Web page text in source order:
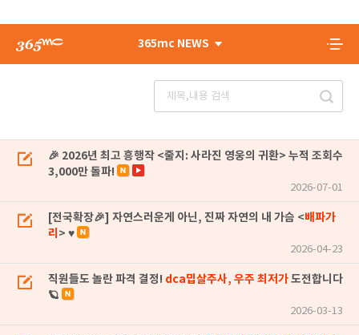
365mc NEWS
🎉 2026년 최고 흥행작 <줄지: 사라진 영웅의 귀환> 누적 조회수
3,000만 돌파!
2026-07-01
[전국확장🎉] 자연스러운게 아닌, 진짜 자연의 내 가슴 <배파가
리 > ♥
2026-04-23
직원들도 놀란 파격 결정! dca밉살주사, 우주 최저가도전합니다
🪐
2026-03-13